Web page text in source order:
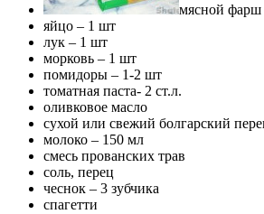
мясной фарш
яйцо – 1 шт
лук – 1 шт
морковь – 1 шт
помидоры – 1-2 шт
томатная паста- 2 ст.л.
оливковое масло
сухой или свежий болгарский
молоко – 150 мл
смесь прованских трав
соль, перец
чеснок – 3 зубчика
спагетти